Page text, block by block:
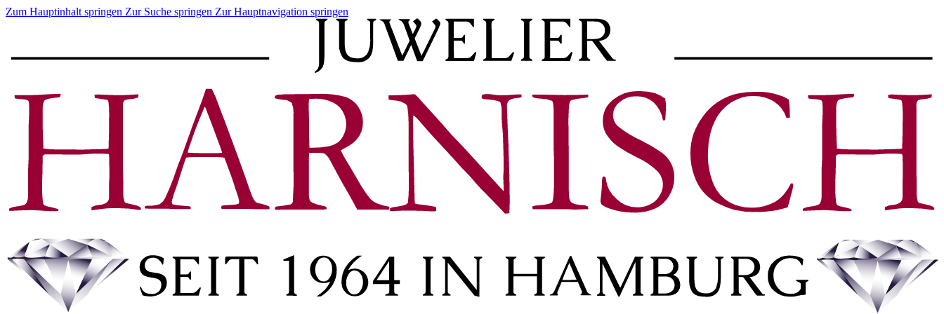
Zum Hauptinhalt springen Zur Suche springen Zur Hauptnavigation springen